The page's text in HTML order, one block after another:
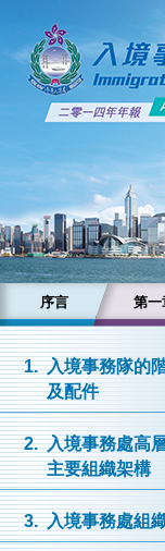
序言 第一
1. 入境事務隊的
及配件
2. 入境事務處高
主要組織架構
3. 入境事務處組